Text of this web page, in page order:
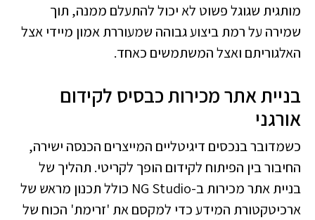
מותגית שגוגל פשוט לא יכול להתעלם ממנה, תוך
שמירה על רמת ביצוע גבוהה שמעוררת אמון מיידי אצל
האלגוריתם ואצל המשתמשים כאחד.
בניית אתר מכירות כבסיס לקידום
אורגני
כשמדובר בנכסים דיגיטליים המייצרים הכנסה ישירה,
החיבור בין הפיתוח לקידום הופך לקריטי. תהליך של
בניית אתר מכירות
ב-NG Studio כולל תכנון מראש של
ארכיטקטורת המידע כדי למקסם את 'זרימת' הכוח של